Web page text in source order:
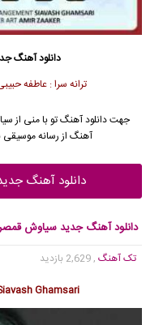
دانلود آهنگ
ترانه سرا : عاطفه
جهت دانلود آهنگ تو با منی از
آهنگ از رسانه
دانلود آهنگ
دانلود آهنگ جدید سیاوش
تک آهنگ , 2,629 بازدید
Ghamsari